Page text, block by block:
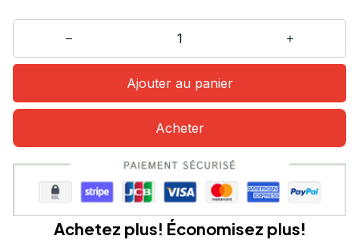
Ajouter au panier
Acheter
Achetez plus! Économisez plus!